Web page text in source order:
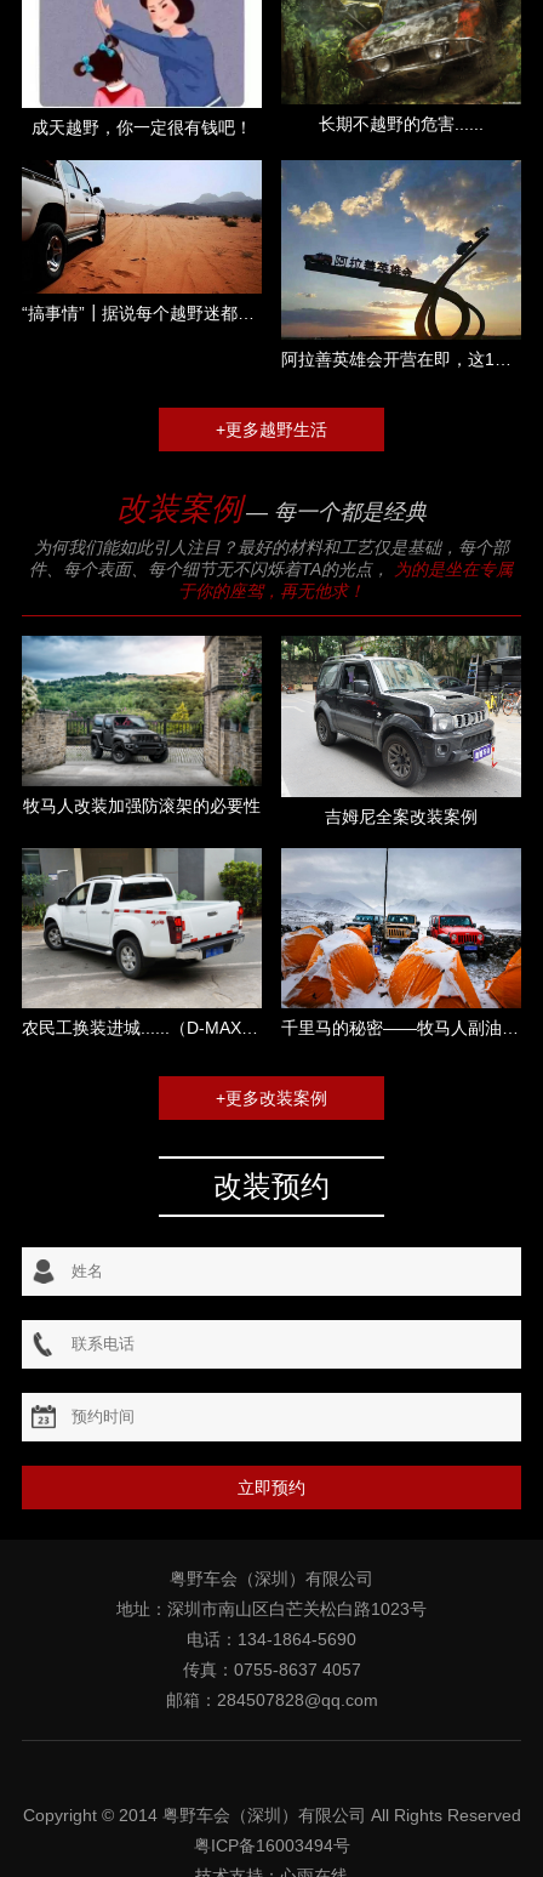
成天越野，你一定很有钱吧！ 长期不越野的危害......
“搞事情”┃据说每个越野迷都是一个称职的吃货......
+更多越野生活
改装案例— 每一个都是经典
为何我们能如此引人注目？最好的材料和工艺仅是基础，每个部
件、每个表面、每个细节无不闪烁着TA的光点，
为的是坐在专属
于你的座驾，再无他求！
牧马人改装加强防滚架的必要性
吉姆尼全案改装案例
农民工换装进城......（D-MAX改装）
+更多改装案例
改装预约
立即预约
粤野车会（深圳）有限公司
地址：深圳市南山区白芒关松白路1023号
电话：134-1864-5690
传真：0755-8637 4057
邮箱：284507828@qq.com
Copyright © 2014 粤野车会（深圳）有限公司 All Rights Reserved
粤ICP备16003494号